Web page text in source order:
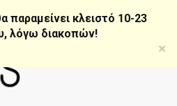
παραμείνει κλειστό 10-23
λόγω διακοπών!
×